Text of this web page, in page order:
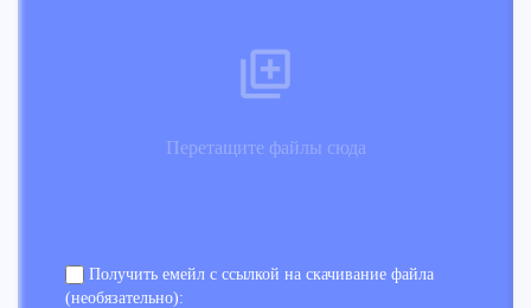
Перетащите файлы сюда
Получить емейл с ссылкой на скачивание файла
(необязательно):